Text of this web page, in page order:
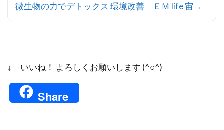
微生物の力でデトックス 環境改善 ＥＭ life 宙→
↓ いいね！ よろしくお願いします (^○^)
Share